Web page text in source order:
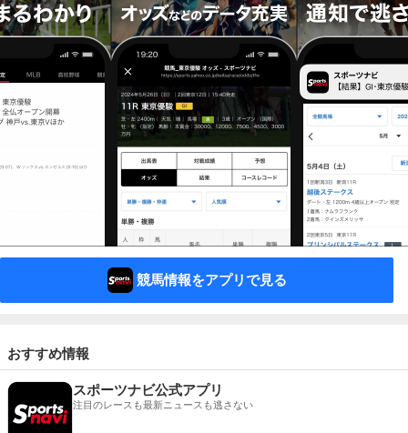
競馬情報をアプリで見る
おすすめ情報
スポーツナビ公式アプリ
注目のレースも最新ニュースも逃さない